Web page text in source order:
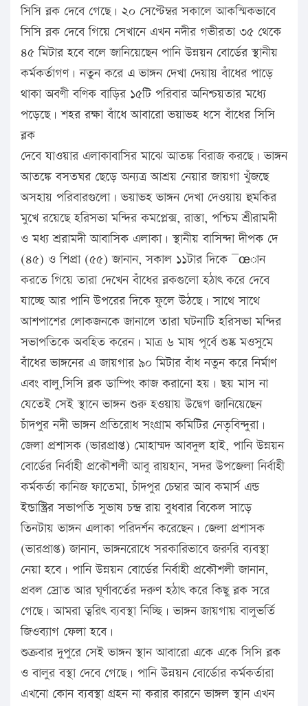
সিসি ব্লক দেবে গেছে। ২০ সেপ্টেম্বর সকালে আকস্মিকভাবে
সিসি ব্লক দেবে গিয়ে সেখানে এখন নদীর গভীরতা ৩৫ থেকে
৪৫ মিটার হবে বলে জানিয়েছেন পানি উন্নয়ন বোর্ডের স্থানীয়
কর্মকর্তাগণ। নতুন করে এ ভাঙ্গন দেখা দেয়ায় বাঁধের পাড়ে
থাকা অবণী বণিক বাড়ির ১৫টি পরিবার অনিশ্চয়তার মধ্যে
পড়েছে। শহর রক্ষা বাঁধে আবারো ভয়াভহ ধসে বাঁধের সিসি
ব্লক
দেবে যাওয়ার এলাকাবাসির মাঝে আতঙ্ক বিরাজ করছে। ভাঙ্গন
আতঙ্কে বসতঘর ছেড়ে অন্যত্র আশ্রয় নেয়ার জায়গা খুঁজছে
অসহায় পরিবারগুলো। ভয়াভহ ভাঙ্গন দেখা দেওয়ায় হুমকির
মুখে রয়েছে হরিসভা মন্দির কমপ্লেক্স, রাস্তা, পশ্চিম শ্রীরামদী
ও মধ্য শ্ররামদী আবাসিক এলাকা। স্থানীয় বাসিন্দা দীপক দে
(৪৫) ও শিপ্রা (৫৫) জানান, সকাল ১১টার দিকে ¯œান
করতে গিয়ে তারা দেখেন বাঁধের ব্লকগুলো হঠাৎ করে দেবে
যাচ্ছে আর পানি উপরের দিকে ফুলে উঠছে। সাথে সাথে
আশপাশের লোকজনকে জানালে তারা ঘটনাটি হরিসভা মন্দির
সভাপতিকে অবহিত করেন। মাত্র ৬ মাষ পূর্বে শুষ্ক মওসুমে
বাঁধের ভাঙ্গনের এ জায়গার ৯০ মিটার বাঁধ নতুন করে নির্মাণ
এবং বালু,সিসি ব্লক ডাম্পিং কাজ করানো হয়। ছয় মাস না
যেতেই সেই স্থানে ভাঙ্গন শুরু হওয়ায় উদ্বেগ জানিয়েছেন
চাঁদপুর নদী ভাঙ্গন প্রতিরোধ সংগ্রাম কমিটির নেতৃবিন্দুরা।
জেলা প্রশাসক (ভারপ্রাপ্ত) মোহাম্মদ আবদুল হাই, পানি উন্নয়ন
বোর্ডের নির্বাহী প্রকৌশলী আবু রায়হান, সদর উপজেলা নির্বাহী
কর্মকর্তা কানিজ ফাতেমা, চাঁদপুর চেম্বার আব কমার্স এন্ড
ইন্ডাস্ট্রির সভাপতি সুভাষ চন্দ্র রায় বুধবার বিকেল সাড়ে
তিনটায় ভাঙ্গন এলাকা পরিদর্শন করেছেন। জেলা প্রশাসক
(ভারপ্রাপ্ত) জানান, ভাঙ্গনরোধে সরকারিভাবে জরুরি ব্যবস্থা
নেয়া হবে। পানি উন্নয়ন বোর্ডের নির্বাহী প্রকৌশলী জানান,
প্রবল স্রোত আর ঘূর্ণাবর্তের দরুণ হঠাৎ করে কিছু ব্লক সরে
গেছে। আমরা ত্বরিৎ ব্যবস্থা নিচ্ছি। ভাঙ্গন জায়গায় বালুভর্তি
জিওব্যাগ ফেলা হবে।
শুক্রবার দুপুরে সেই ভাঙ্গন স্থান আবারো একে একে সিসি ব্লক
ও বালুর বস্থা দেবে গেছে। পানি উন্নয়ন বোর্ডোর কর্মকর্তারা
এখনো কোন ব্যবস্থা গ্রহন না করার কারনে ভাঙ্গল স্থান এখন